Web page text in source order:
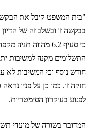
"בית המשפט קיבל את
בבקשה זו ובשלב זה של
התשלומים מקנה למשיבות
חודש נוסף וכי המשיבות לא
חזקה זו. כמו כן על פניו
לפגוע בעיקרון הסימטריות.
המדובר בשורה של מועדי